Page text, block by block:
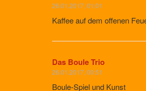
26.01.2017, 01:01
Kaffee auf dem offenen
Das Boule Trio
26.01.2017, 00:51
Boule-Spiel und Kunst